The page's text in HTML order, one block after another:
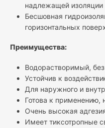
надлежащей изоляции
Бесшовная
горизонтальных
Преимущества:
Водорастворимый,
Устойчив к
Для наружного и
Готова к применению,
Очень высокая
Имеет тиксотропные